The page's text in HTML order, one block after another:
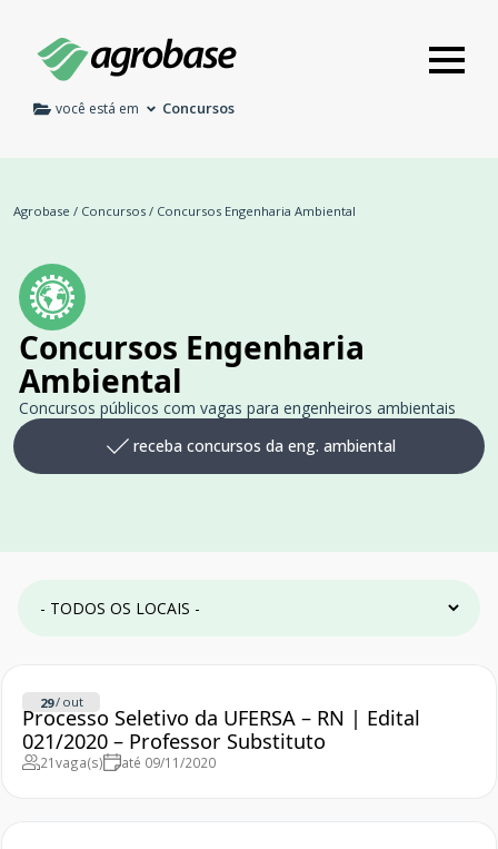
você está em Concursos
Agrobase / Concursos / Concursos Engenharia Ambiental
Concursos Engenharia
Ambiental
Concursos públicos com vagas para engenheiros ambientais
receba concursos da eng. ambiental
29/ out
Processo Seletivo da UFERSA – RN | Edital
021/2020 – Professor Substituto
21vaga(s) até 09/11/2020